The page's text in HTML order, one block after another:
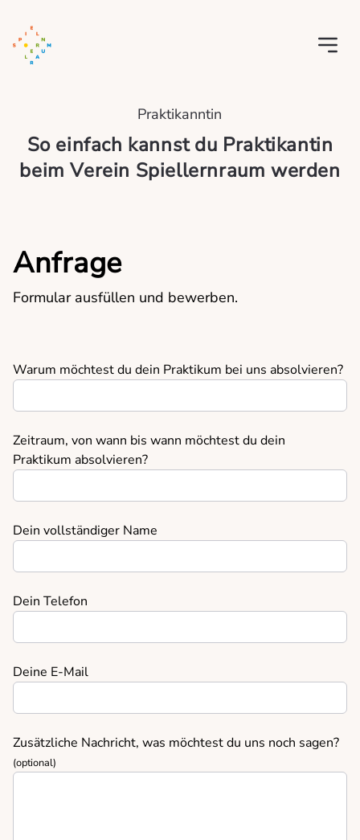
Praktikanntin
So einfach kannst du Praktikantin
beim Verein Spiellernraum werden
Anfrage
Formular ausfüllen und bewerben.
Warum möchtest du dein Praktikum bei uns absolvieren?
Zeitraum, von wann bis wann möchtest du dein
Praktikum absolvieren?
Dein vollständiger Name
Dein Telefon
Deine E-Mail
Zusätzliche Nachricht, was möchtest du uns noch sagen?
(optional)